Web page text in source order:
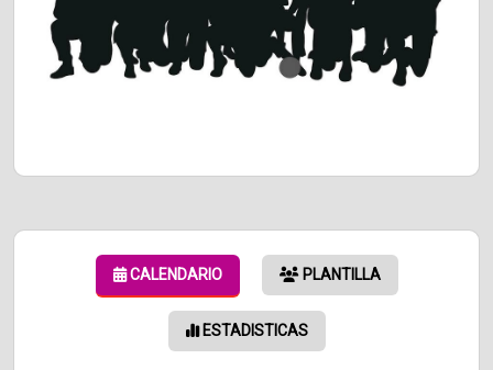
CALENDARIO PLANTILLA
ESTADISTICAS